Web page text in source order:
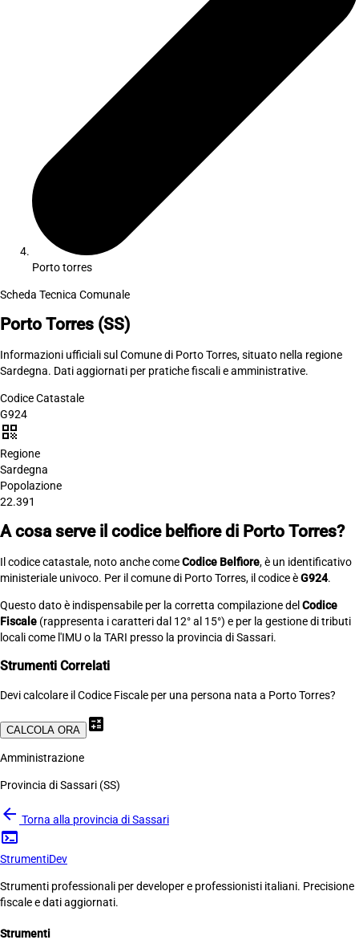
Porto torres
Scheda Tecnica Comunale
Porto Torres (SS)
Informazioni ufficiali sul Comune di Porto Torres, situato nella regione
Sardegna. Dati aggiornati per pratiche fiscali e amministrative.
Codice Catastale
G924
qr_code
Regione
Sardegna
Popolazione
22.391
A cosa serve il codice belfiore di Porto Torres?
Il codice catastale, noto anche comeCodice Belfiore, è un identificativo
ministeriale univoco. Per il comune di Porto Torres, il codice èG924.
Questo dato è indispensabile per la corretta compilazione del Codice
Fiscale (rappresenta i caratteri dal 12° al 15°) e per la gestione di tributi
locali come l'IMU o la TARI presso la provincia di Sassari.
Strumenti Correlati
Devi calcolare il Codice Fiscale per una persona nata a Porto Torres?
CALCOLA ORA calculate
Amministrazione
Provincia di Sassari (SS)
arrow_back Torna alla provincia di Sassari
terminal
StrumentiDev
Strumenti professionali per developer e professionisti italiani. Precisione
fiscale e dati aggiornati.
Strumenti